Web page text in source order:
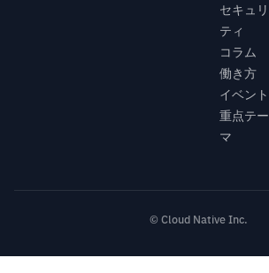
セキュリ
ティ
コラム
働き方
イベント
重点テー
マ
© Cloud Native Inc.